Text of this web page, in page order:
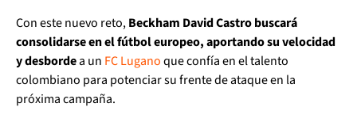
Con este nuevo reto,Beckham David Castro buscará
consolidarse en el fútbol europeo, aportando su velocidad
y desbordea un FC Luganoque confía en el talento
colombiano para potenciar su frente de ataque en la
próxima campaña.